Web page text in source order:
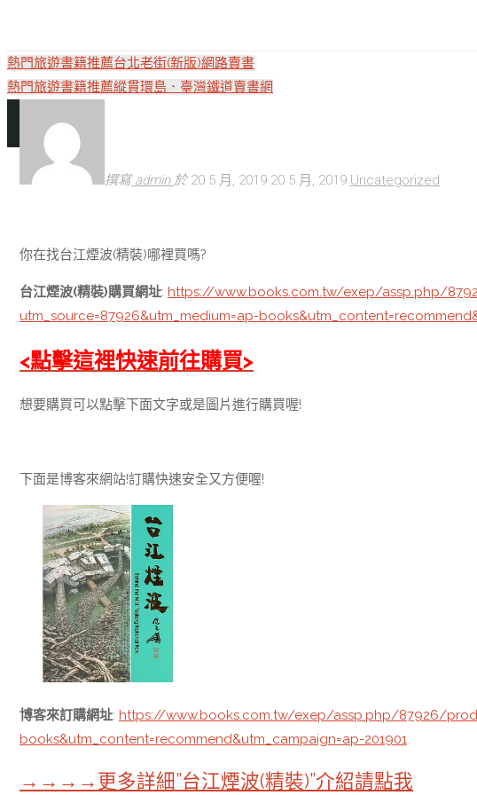
熱門旅遊書籍推薦台北老街(新版)網路賣書
熱門旅遊書籍推薦縱貫環島．臺灣鐵道賣書網
撰寫 admin 於 20 5 月, 2019 20 5 月, 2019 Uncategorized
你在找台江煙波(精裝)哪裡買嗎?
台江煙波(精裝)購買網址: https://www.books.com.tw/exep/assp.php/
utm_source=87926&utm_medium=ap-
<點擊這裡快速前往購買>
想要購買可以點擊下面文字或是圖片進行購買喔!
下面是博客來網站!訂購快速安全又方便喔!
博客來訂購網址: https://www.books.com.tw/exep/assp.php/87926/
books&utm_content=recommend&utm_campaign=ap-201901
→→→→更多詳細”台江煙波(精裝)”介紹請點我